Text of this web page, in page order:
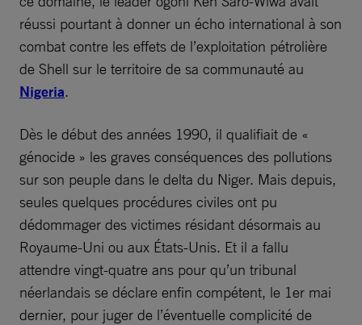
réussi pourtant à donner un écho international à son
­combat contre les effets de l’exploitation pétrolière
de Shell sur le territoire de sa communauté au
Nigeria.
Dès le début des années 1990, il qualifiait de «
génocide » les graves conséquences des pollutions
sur son peuple dans le delta du Niger. Mais depuis,
seules quelques procédures civiles ont pu
dédommager des victimes résidant désormais au
Royaume-Uni ou aux États-Unis. Et il a fallu
attendre vingt-quatre ans pour qu’un tribunal
néerlandais se déclare enfin compétent, le 1er mai
dernier, pour juger de l’éventuelle complicité de